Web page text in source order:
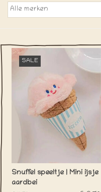
Over ons
SALE
Snuffel speeltje | Mini ijsje
aardbei